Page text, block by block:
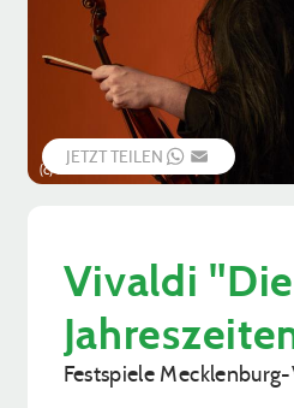
(c) Misha Obradovic
JETZT TEILEN WHATSAPP
EMAIL
Vivaldi
Festspiele